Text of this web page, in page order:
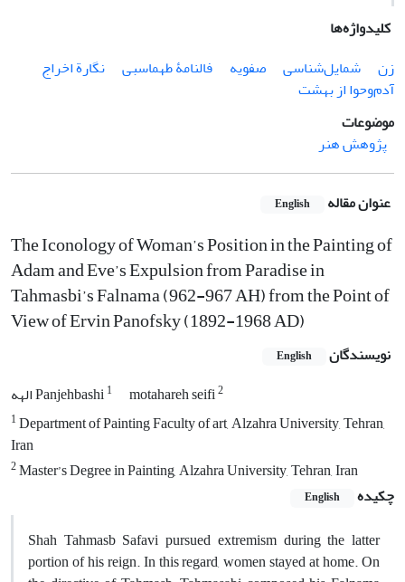
کلیدواژه‌ها
زن
شمایل‌شناسی صفویه فالنامۀ طهماسبی
نگارة اخراج
آدم‌وحوا از بهشت
موضوعات
پژوهش هنر
عنوان مقاله English
The Iconology of Woman’s Position in the Painting of
Adam and Eve’s Expulsion from Paradise in
Tahmasbi’s Falnama (962-967 AH) from the Point of
View of Ervin Panofsky (1892-1968 AD)
نویسندگان English
الهه Panjehbashi1 motahareh seifi2
1Department of Painting Faculty of art, Alzahra University, Tehran,
Iran
2Master’s Degree in Painting, Alzahra University, Tehran, Iran
چکیده
English
Shah Tahmasb Safavi pursued extremism during the latter
portion of his reign. In this regard, women stayed at home. On